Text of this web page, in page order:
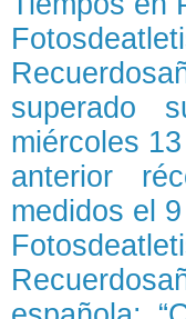
superado
miércoles
anterior
medidos el